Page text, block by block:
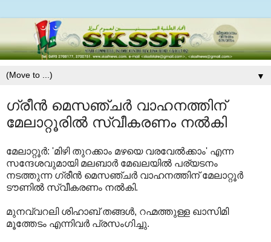
▼
ഗ്രീന്‍ മെസഞ്ചര്‍ വാഹനത്തിന്
മേലാറ്റൂരില്‍ സ്വീകരണം നല്‍കി
മേലാറ്റൂര്‍: 'മിഴി തുറക്കാം മഴയെ വരവേല്‍ക്കാം' എന്ന
സന്ദേശവുമായി മലബാര്‍ മേഖലയില്‍ പര്യടനം
നടത്തുന്ന ഗ്രീന്‍ മെസഞ്ചര്‍ വാഹനത്തിന് മേലാറ്റൂര്‍
ടൗണില്‍ സ്വീകരണം നല്‍കി.
മുനവ്വറലി ശിഹാബ് തങ്ങള്‍, റഹ്മത്തുള്ള ഖാസിമി
മൂത്തേടം എന്നിവര്‍ പ്രസംഗിച്ചു.